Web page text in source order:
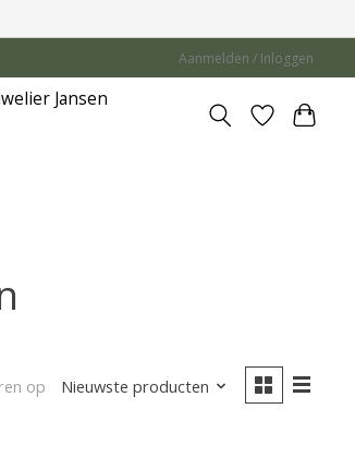
Aanmelden / Inloggen
Jansen
op Nieuwste producten